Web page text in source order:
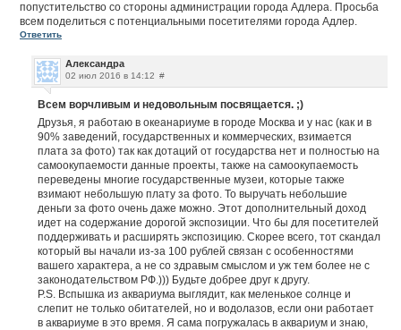
попустительство со стороны администрации города Адлера. Просьба
всем поделиться с потенциальными посетителями города Адлер.
Ответить
Александра
02 июл 2016 в 14:12 #
Всем ворчливым и недовольным посвящается. ;)
Друзья, я работаю в океанариуме в городе Москва и у нас (как и в
90% заведений, государственных и коммерческих, взимается
плата за фото) так как дотаций от государства нет и полностью на
самоокупаемости данные проекты, также на самоокупаемость
переведены многие государственные музеи, которые также
взимают небольшую плату за фото. То выручать небольшие
деньги за фото очень даже можно. Этот дополнительный доход
идет на содержание дорогой экспозиции. Что бы для посетителей
поддерживать и расширять экспозицию. Скорее всего, тот скандал
который вы начали из-за 100 рублей связан с особенностями
вашего характера, а не со здравым смыслом и уж тем более не с
законодательством РФ.))) Будьте добрее друг к другу.
P.S. Вспышка из аквариума выглядит, как меленькое солнце и
слепит не только обитателей, но и водолазов, если они работает
в аквариуме в это время. Я сама погружалась в аквариум и знаю,